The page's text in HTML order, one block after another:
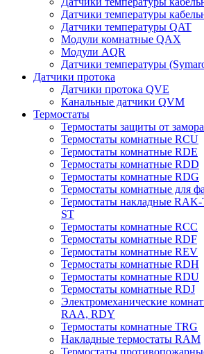
Датчики температуры
Датчики температуры QAT
Модули комнатные QAX
Модули AQR
Датчики температуры
Датчики протока
Датчики протока QVE
Канальные датчики QVM
Термостаты
Термостаты защиты от
Термостаты комнатные RCU
Термостаты комнатные RDE
Термостаты комнатные RDD
Термостаты комнатные RDG
Термостаты комнатные для
Термостаты накладные
ST
Термостаты комнатные RCC
Термостаты комнатные RDF
Термостаты комнатные REV
Термостаты комнатные RDH
Термостаты комнатные RDU
Термостаты комнатные RDJ
Электромеханические
RAA, RDY
Термостаты комнатные TRG
Накладные термостаты RAM
Термостаты